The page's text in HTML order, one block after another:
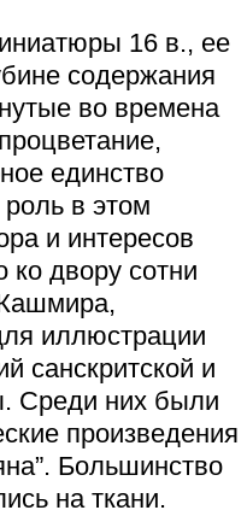
16 в., ее
содержания
во времена
единство
в этом
и интересов
двору сотни
иллюстрации
санскритской и
Среди них были
произведения
Большинство
на ткани.